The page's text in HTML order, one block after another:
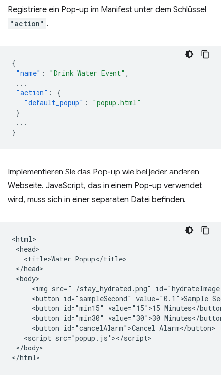
Registriere ein Pop-up im Manifest unter dem Schlüssel
"action" .
{
"name" : "Drink Water Event" ,
...
"action" :
{
"default_popup" :
"popup.html"
}
...
}
Implementieren Sie das Pop-up wie bei jeder anderen
Webseite. JavaScript, das in einem Pop-up verwendet
wird, muss sich in einer separaten Datei befinden.
<html>
<head>
   <title>Water Popup</title>
</head>
<body>
<img src="./stay_hydrated.png"
<button id="sampleSecond" value="0.1">Sample
<button id="min15" value="15">15 Minutes</
<button id="min30" value="30">30 Minutes</
     <button id="cancelAlarm">Cancel Alarm</button>
   <script src="popup.js"></script>
</body>